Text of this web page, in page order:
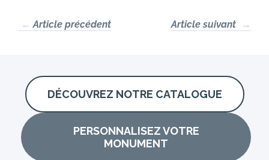
← Article précédent Article suivant →
DÉCOUVREZ NOTRE CATALOGUE
PERSONNALISEZ VOTRE
MONUMENT